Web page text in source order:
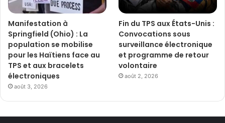
Manifestation à
Springfield (Ohio) : La
population se mobilise
pour les Haïtiens face au
TPS et aux bracelets
électroniques
août 3, 2026
Fin du TPS aux États-Unis :
Convocations sous
surveillance électronique
et programme de retour
volontaire
août 2, 2026